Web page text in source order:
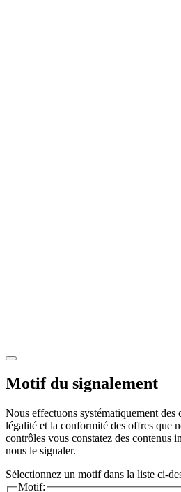
Motif du signalement
Nous effectuons systématiquement
légalité et la conformité des offres que
contrôles vous constatez des contenus
nous le signaler.
Sélectionnez un motif dans la liste ci-
Motif: